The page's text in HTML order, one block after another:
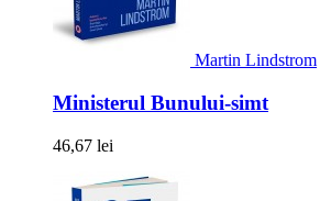
Martin Lindstrom
Ministerul Bunului-simt
46,67 lei